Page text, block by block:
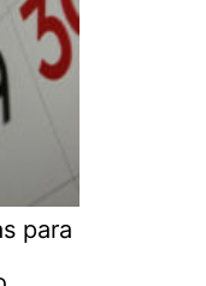
para